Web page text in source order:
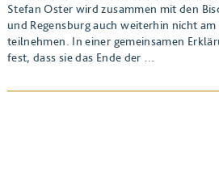
Stefan Oster wird zusammen mit den
und Regensburg auch weiterhin nicht am
teilnehmen. In einer gemeinsamen
fest, dass sie das Ende der …